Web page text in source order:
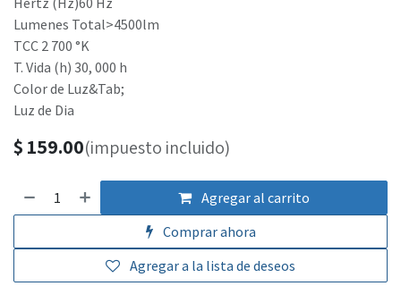
Lumenes Total>4500lm
TCC 2 700 °K
T. Vida (h) 30, 000 h
Color de Luz&Tab;
Luz de Dia
$ 159.00(impuesto incluido)
Agregar al carrito
Comprar ahora
Agregar a la lista de deseos